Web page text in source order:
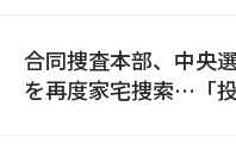
合同捜査本部、中央
を再度家宅捜索…「